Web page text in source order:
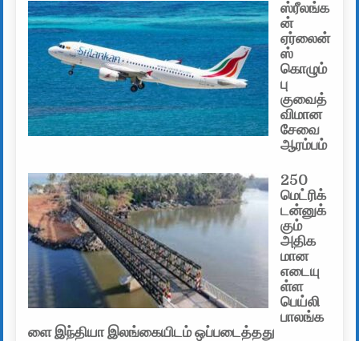
ஸ்ரீலங்க
ன்
ஏர்லைன்
ஸ்
கொழும்
பு
குவைத்
விமான
சேவை
ஆரம்பம்
250
மெட்ரிக்
டன்னுக்
கும்
அதிக
மான
எடையு
ள்ள
பெய்லி
பாலங்க
ளை இந்தியா இலங்கையிடம் ஒப்படைத்தது